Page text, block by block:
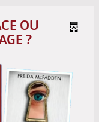
OU
?